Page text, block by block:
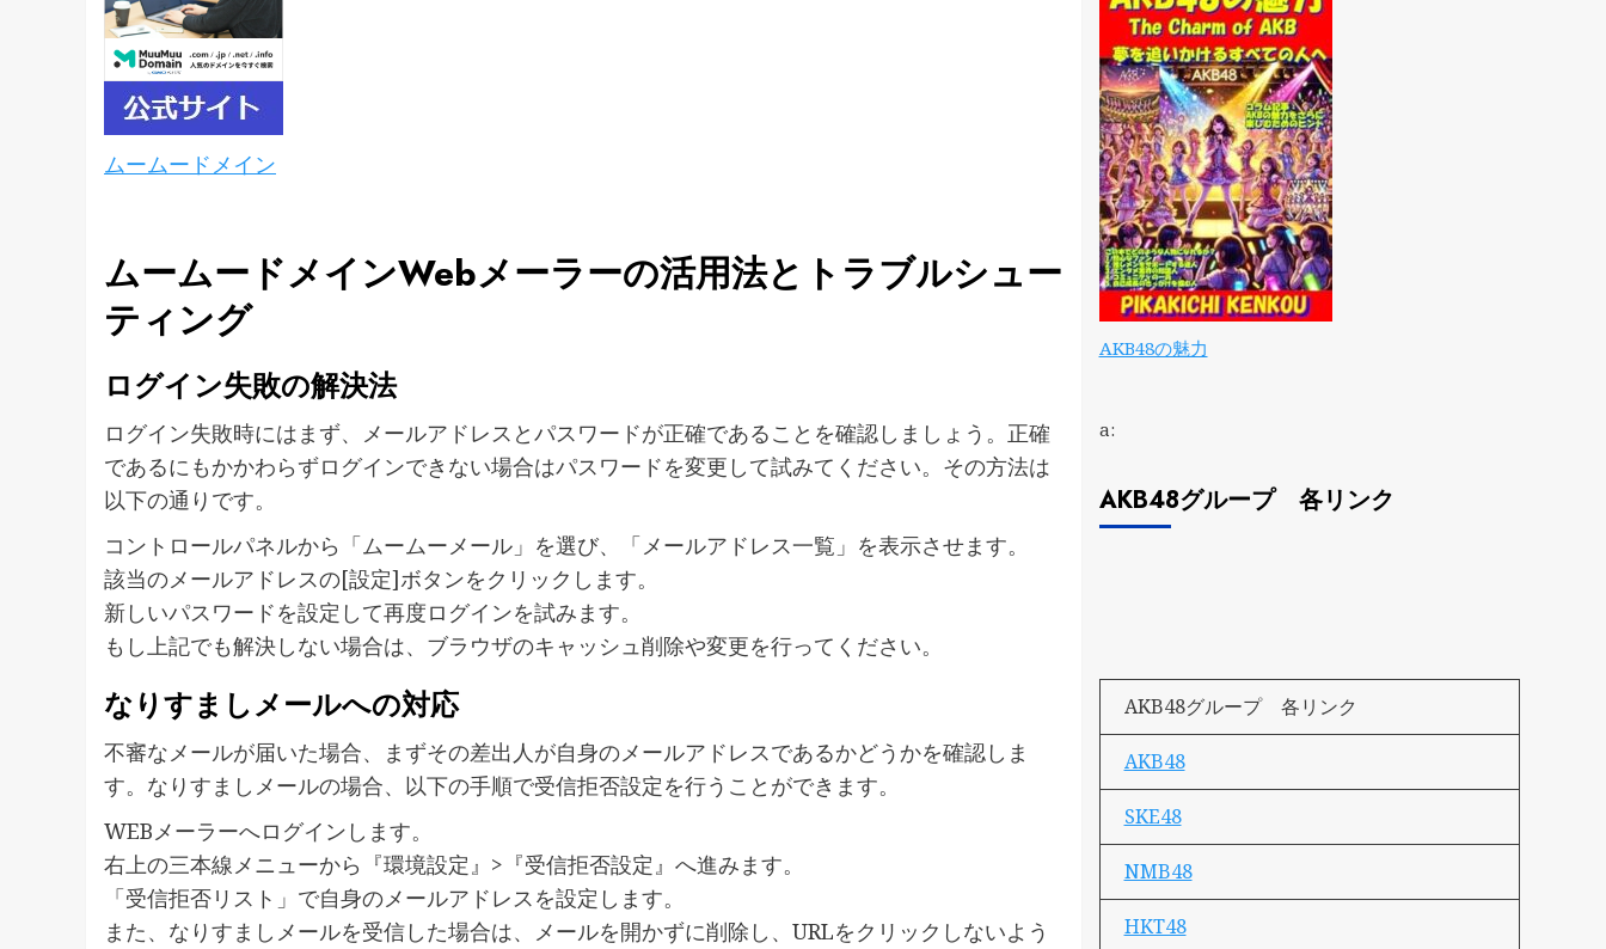
ムームードメイン
ムームードメインWebメーラーの活用法とトラブルシュー
ティング
ログイン失敗の解決法
ログイン失敗時にはまず、メールアドレスとパスワードが正確であることを確認しましょう。正確
であるにもかかわらずログインできない場合はパスワードを変更して試みてください。その方法は
以下の通りです。
コントロールパネルから「ムームーメール」を選び、「メールアドレス一覧」を表示させます。
該当のメールアドレスの[設定]ボタンをクリックします。
新しいパスワードを設定して再度ログインを試みます。
もし上記でも解決しない場合は、ブラウザのキャッシュ削除や変更を行ってください。
なりすましメールへの対応
不審なメールが届いた場合、まずその差出人が自身のメールアドレスであるかどうかを確認しま
す。なりすましメールの場合、以下の手順で受信拒否設定を行うことができます。
WEBメーラーへログインします。
右上の三本線メニューから『環境設定』>『受信拒否設定』へ進みます。
「受信拒否リスト」で自身のメールアドレスを設定します。
また、なりすましメールを受信した場合は、メールを開かずに削除し、URLをクリックしないよう
AKB48の魅力
a:
AKB48グループ 各リンク
AKB48グループ 各リンク
AKB48
SKE48
NMB48
HKT48